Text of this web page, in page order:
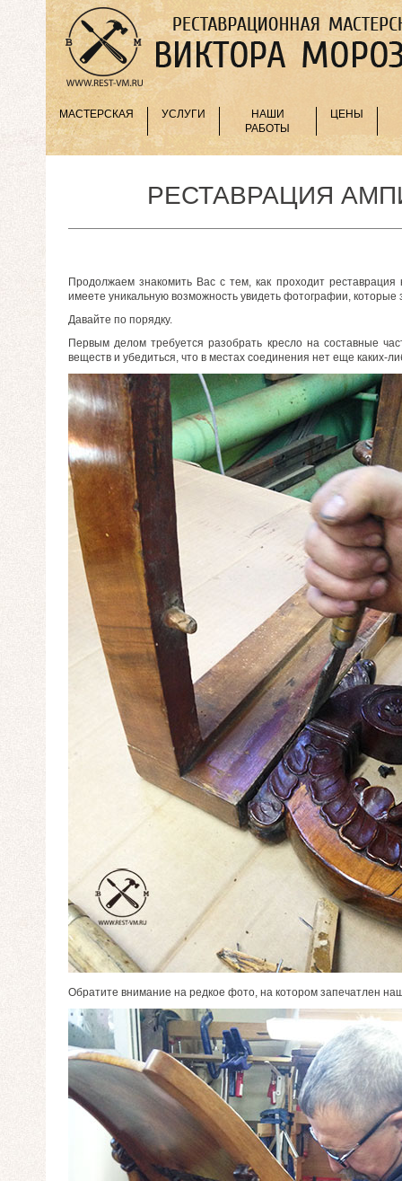
МАСТЕРСКАЯ УСЛУГИ
НАШИ
РАБОТЫ
ЦЕНЫ
РЕСТАВРАЦИЯ
Продолжаем знакомить Вас с тем, как проходит реставрация
имеете уникальную возможность увидеть фотографии,
Давайте по порядку.
Первым делом требуется разобрать кресло на составные
веществ и убедиться, что в местах соединения нет еще каких-
Обратите внимание на редкое фото, на котором запечатлен